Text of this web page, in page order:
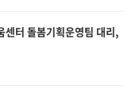
센터 돌봄기획운영팀 대리,